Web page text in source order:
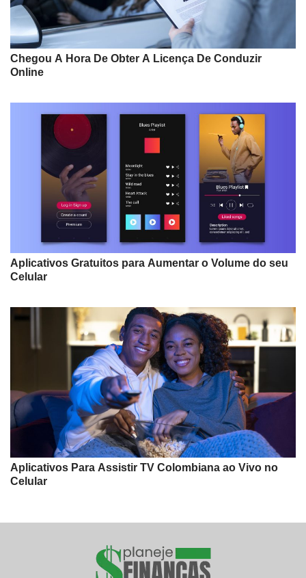
Chegou A Hora De Obter A Licença De Conduzir
Online
Aplicativos Gratuitos para Aumentar o Volume do seu
Celular
Aplicativos Para Assistir TV Colombiana ao Vivo no
Celular